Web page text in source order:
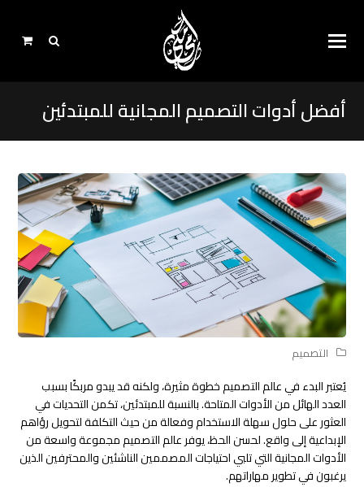
أفضل أدوات التصميم المجانية للمبتدئين
التصميم
يُعتبر البدء في عالم التصميم خطوة مثيرة، ولكنه قد يبدو مربكًا بسبب
العدد الهائل من الأدوات المتاحة. بالنسبة للمبتدئين، تكمن التحديات في
العثور على حلول سهلة الاستخدام وفعالة من حيث التكلفة لتحويل رؤاهم
الإبداعية إلى واقع. لحسن الحظ، يوفر عالم التصميم مجموعة واسعة من
الأدوات المجانية التي تلبي احتياجات المصممين الناشئين والمحترفين الذين
يرغبون في تطوير مهاراتهم.